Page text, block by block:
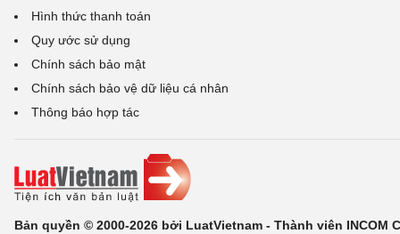
Hình thức thanh toán
Quy ước sử dụng
Chính sách bảo mật
Chính sách bảo vệ dữ liệu cá nhân
Thông báo hợp tác
Bản quyền © 2000-2026 bởi LuatVietnam - Thành viên INCOM